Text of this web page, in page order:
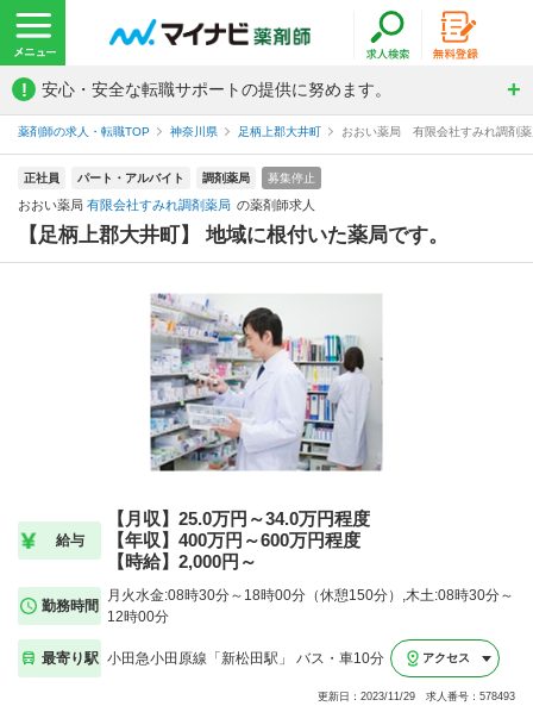
! 安心・安全な転職サポートの提供に努めます。
薬剤師の求人・転職TOP 神奈川県 足柄上郡大井町 おおい薬局 有限会社すみれ調剤
正社員 パート・アルバイト 調剤薬局 募集停止
おおい薬局 有限会社すみれ調剤薬局 の薬剤師求人
【足柄上郡大井町】 地域に根付いた薬局です。
給与
【月収】25.0万円～34.0万円程度
【年収】400万円～600万円程度
【時給】2,000円～
勤務時間
月火水金:08時30分～18時00分（休憩150分）,木土:08時30分～
12時00分
最寄り駅 小田急小田原線「新松田駅」 バス・車10分 アクセス
更新日：2023/11/29 求人番号：578493